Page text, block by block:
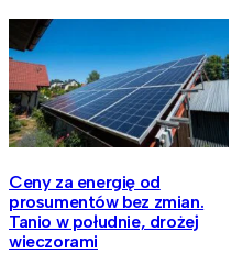
Ceny za energię od
prosumentów bez zmian.
Tanio w południe, drożej
wieczorami